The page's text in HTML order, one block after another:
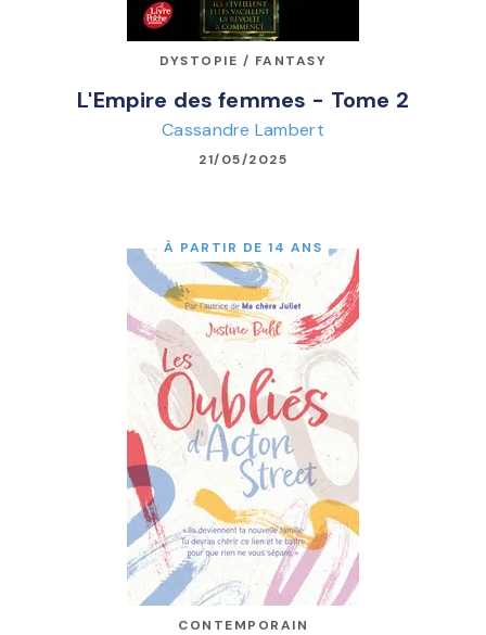
DYSTOPIE / FANTASY
L'Empire des femmes - Tome 2
Cassandre Lambert
21/05/2025
À PARTIR DE 14 ANS
CONTEMPORAIN